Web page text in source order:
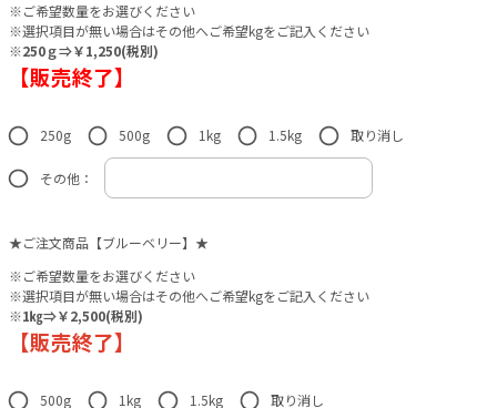
※ご希望数量をお選びください
※選択項目が無い場合はその他へご希望kgをご記入ください
※250ｇ⇒￥1,250(税別)
【販売終了】
250g 500g 1kg 1.5kg 取り消し
その他：
★ご注文商品【ブルーベリー】★
※ご希望数量をお選びください
※選択項目が無い場合はその他へご希望kgをご記入ください
※1㎏⇒￥2,500(税別)
【販売終了】
500g 1kg 1.5kg 取り消し